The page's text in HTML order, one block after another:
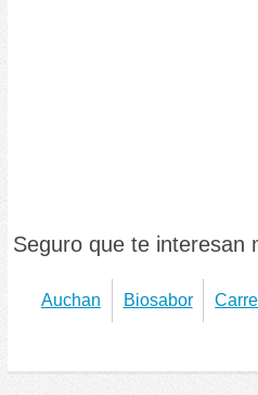
Seguro que te interesan
Auchan Biosabor